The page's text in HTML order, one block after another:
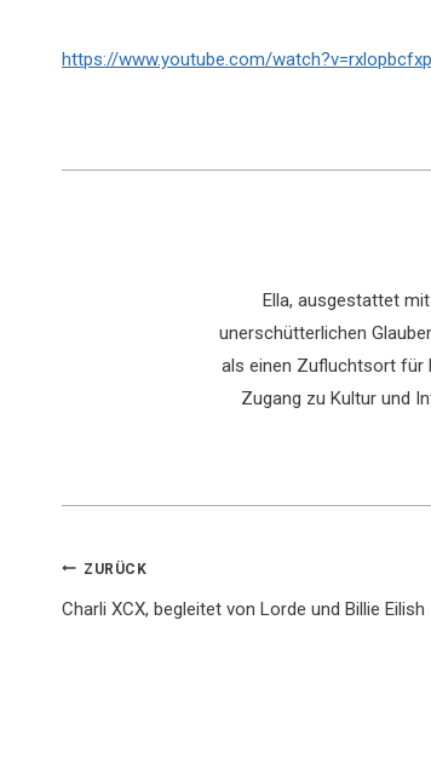
https://www.youtube.com/
Ella, ausgestattet
unerschütterlichen
als einen Zufluchtsort für
Zugang zu Kultur und
ZURÜCK
Charli XCX, begleitet von Lorde und Billie Eilish